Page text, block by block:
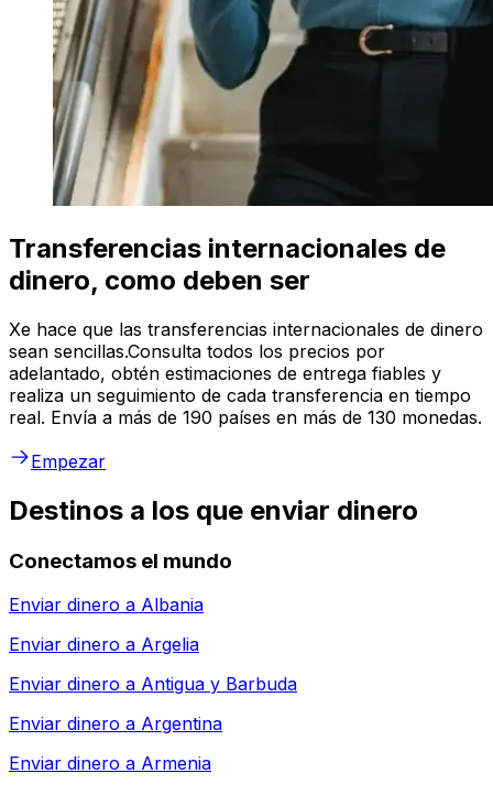
Transferencias internacionales de
dinero, como deben ser
Xe hace que las transferencias internacionales de dinero
sean sencillas.Consulta todos los precios por
adelantado, obtén estimaciones de entrega fiables y
realiza un seguimiento de cada transferencia en tiempo
real. Envía a más de 190 países en más de 130 monedas.
Empezar
Destinos a los que enviar dinero
Conectamos el mundo
Enviar dinero a Albania
Enviar dinero a Argelia
Enviar dinero a Antigua y Barbuda
Enviar dinero a Argentina
Enviar dinero a Armenia